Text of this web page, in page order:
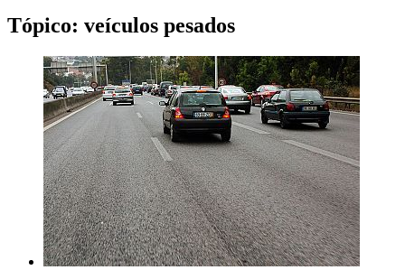
Tópico: veículos pesados